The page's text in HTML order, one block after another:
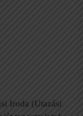
Iroda (Utazási